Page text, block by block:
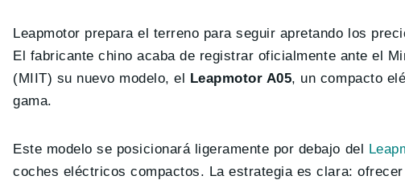
Leapmotor prepara el terreno para seguir apretando los
El fabricante chino acaba de registrar oficialmente ante el
(MIIT) su nuevo modelo, el Leapmotor A05, un compacto
gama.
Este modelo se posicionará ligeramente por debajo del
coches eléctricos compactos. La estrategia es clara: